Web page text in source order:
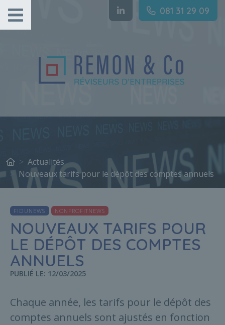
081 31 29 09
Actualités
Nouveaux tarifs pour le dépôt des comptes annuels
FIDUNEWS NONPROFITNEWS
NOUVEAUX TARIFS POUR
LE DÉPÔT DES COMPTES
ANNUELS
PUBLIÉ LE: 12/03/2025
Chaque année, les tarifs pour le dépôt des
comptes annuels sont ajustés en fonction
Gestion des cookies